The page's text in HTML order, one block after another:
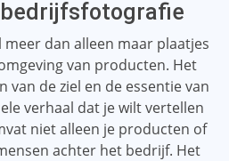
bedrijfsfotografie
dan alleen maar plaatjes
van producten. Het
van de ziel en de essentie van
verhaal dat je wilt vertellen
niet alleen je producten of
achter het bedrijf. Het